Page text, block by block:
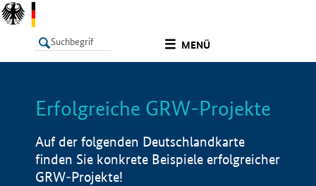
MENÜ
LISTE Info
Erfolgreiche GRW-Projekte
Auf der folgenden Deutschlandkarte
finden Sie konkrete Beispiele erfolgreicher
GRW-Projekte!